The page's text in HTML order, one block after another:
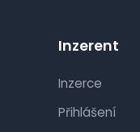
Inzerent
Inzerce
Přihlášení